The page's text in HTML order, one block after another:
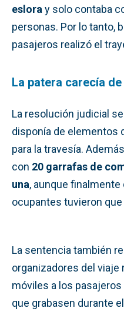
eslora y solo contaba
personas. Por lo tanto,
pasajeros realizó el
La patera carecía
La resolución judicial
disponía de elementos
para la travesía.
con 20 garrafas de
una, aunque
ocupantes tuvieron
La sentencia también
organizadores del
móviles a los
que grabasen durante